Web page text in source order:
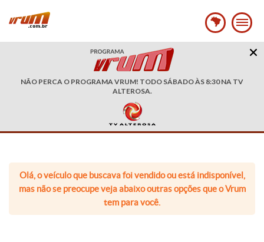
NÃO PERCA O PROGRAMA VRUM! TODO SÁBADO ÀS 8:30 NA TV
ALTEROSA.
Olá, o veículo que buscava foi vendido ou está indisponível,
mas não se preocupe veja abaixo outras opções que o Vrum
tem para você.